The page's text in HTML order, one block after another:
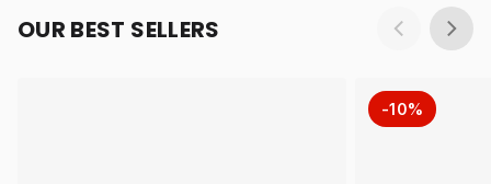
OUR BEST SELLERS
-10%